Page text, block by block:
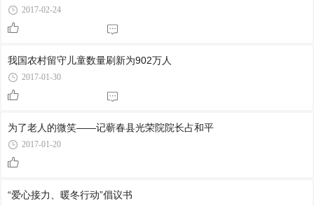
2017-02-24
我国农村留守儿童数量刷新为902万人
2017-01-30
为了老人的微笑——记蕲春县光荣院院长占和平
2017-01-20
“爱心接力、暖冬行动”倡议书